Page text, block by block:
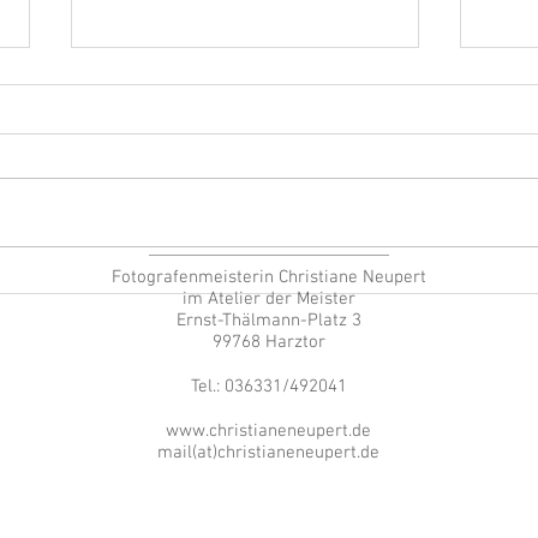
Christiane Neupert
Fotografenmeisterin Christiane Neupert
im Atelier der Meister
Ernst-Thälmann-Platz 3
99768 Harztor
Tel.: 036331/492041
www.christianeneupert.de
mail(at)christianeneupert.de